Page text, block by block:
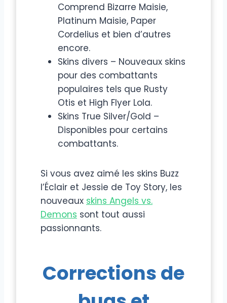
Comprend Bizarre Maisie,
Platinum Maisie, Paper
Cordelius et bien d’autres
encore.
Skins divers – Nouveaux skins
pour des combattants
populaires tels que Rusty
Otis et High Flyer Lola.
Skins True Silver/Gold –
Disponibles pour certains
combattants.
Si vous avez aimé les skins Buzz
l’Éclair et Jessie de Toy Story, les
nouveaux skins Angels vs.
Demons sont tout aussi
passionnants.
Corrections de